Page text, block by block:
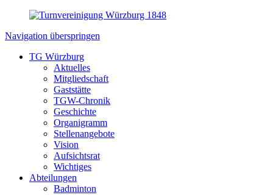
Navigation überspringen
TG Würzburg
Aktuelles
Mitgliedschaft
Gaststätte
TGW-Chronik
Geschichte
Organigramm
Stellenangebote
Vision
Aufsichtsrat
Wichtiges
Abteilungen
Badminton